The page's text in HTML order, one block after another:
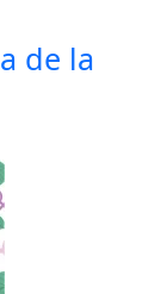
de la